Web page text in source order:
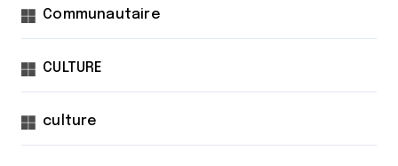
Communautaire
CULTURE
culture